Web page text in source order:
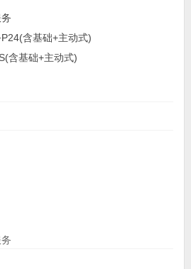
含基础+主动式)
含基础+主动式)